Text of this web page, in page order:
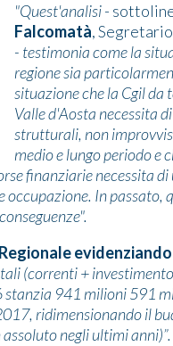
"Quest'analisi-
Falcomatà,
- testimonia come la
regione sia
situazione che la Cgil da
Valle d'Aosta necessita
strutturali, non
medio e lungo periodo e
finanziarie necessita
In passato,
(correnti +
941 milioni 591
ridimensionando il
negli ultimi anni)”.